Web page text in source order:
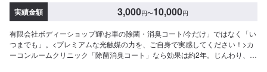
実績金額 3,000円〜10,000円
有限会社ボディーショップ輝\お車の除菌・消臭コート/今だけ」ではなく「い
つまでも」。<プレミアムな光触媒の力を、ご自身で実感してください！>カ
ーコンルームクリニック「除菌消臭コート」なら効果は約2年。じんわり、長